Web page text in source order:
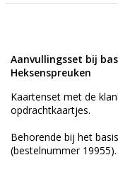
Aanvullingsset bij
Heksenspreuken
Kaartenset met de
opdrachtkaartjes.
Behorende bij het
(bestelnummer 19955).